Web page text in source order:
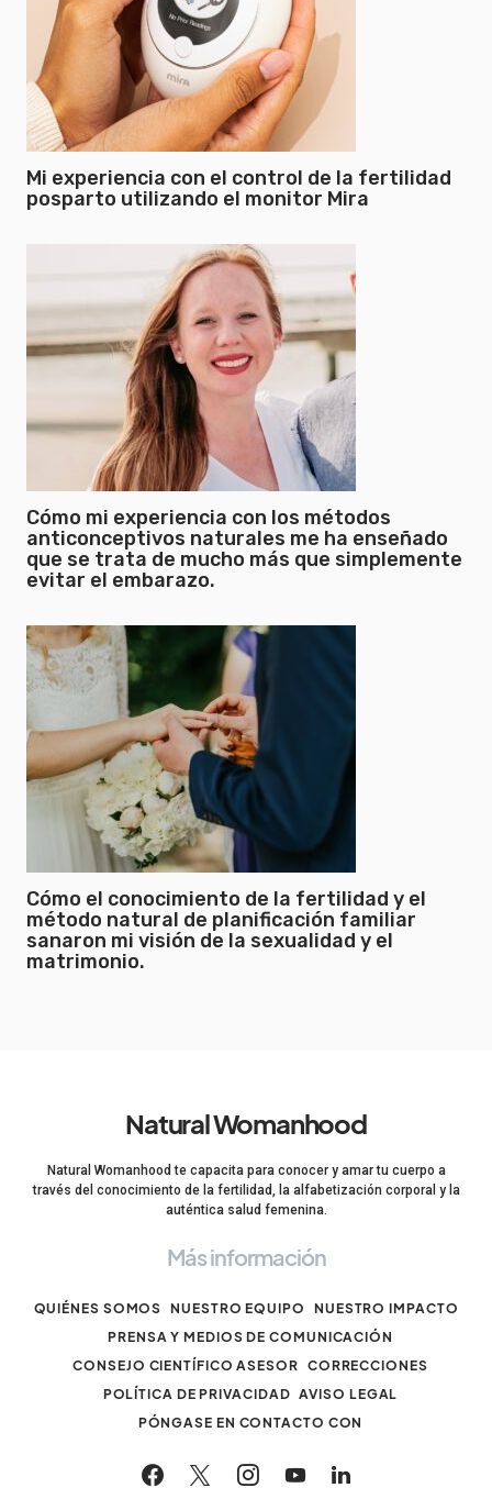
Mi experiencia con el control de la fertilidad
posparto utilizando el monitor Mira
Cómo mi experiencia con los métodos
anticonceptivos naturales me ha enseñado
que se trata de mucho más que simplemente
evitar el embarazo.
Cómo el conocimiento de la fertilidad y el
método natural de planificación familiar
sanaron mi visión de la sexualidad y el
matrimonio.
Natural Womanhood
Natural Womanhood te capacita para conocer y amar tu cuerpo a
través del conocimiento de la fertilidad, la alfabetización corporal y la
auténtica salud femenina.
Más información
QUIÉNES SOMOS NUESTRO EQUIPO
NUESTRO IMPACTO
PRENSA Y MEDIOS DE COMUNICACIÓN
CONSEJO CIENTÍFICO ASESOR CORRECCIONES
POLÍTICA DE PRIVACIDAD AVISO LEGAL
PÓNGASE EN CONTACTO CON